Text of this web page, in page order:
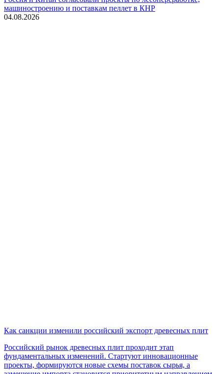
машиностроению и поставкам пеллет в КНР
04.08.2026
Как санкции изменили российский экспорт древесных плит
Российский рынок древесных плит проходит этап
фундаментальных изменений. Стартуют инновационные
проекты, формируются новые схемы поставок сырья, а